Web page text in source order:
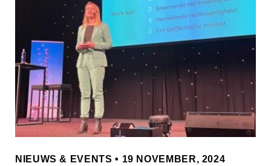
NIEUWS & EVENTS • 19 NOVEMBER, 2024